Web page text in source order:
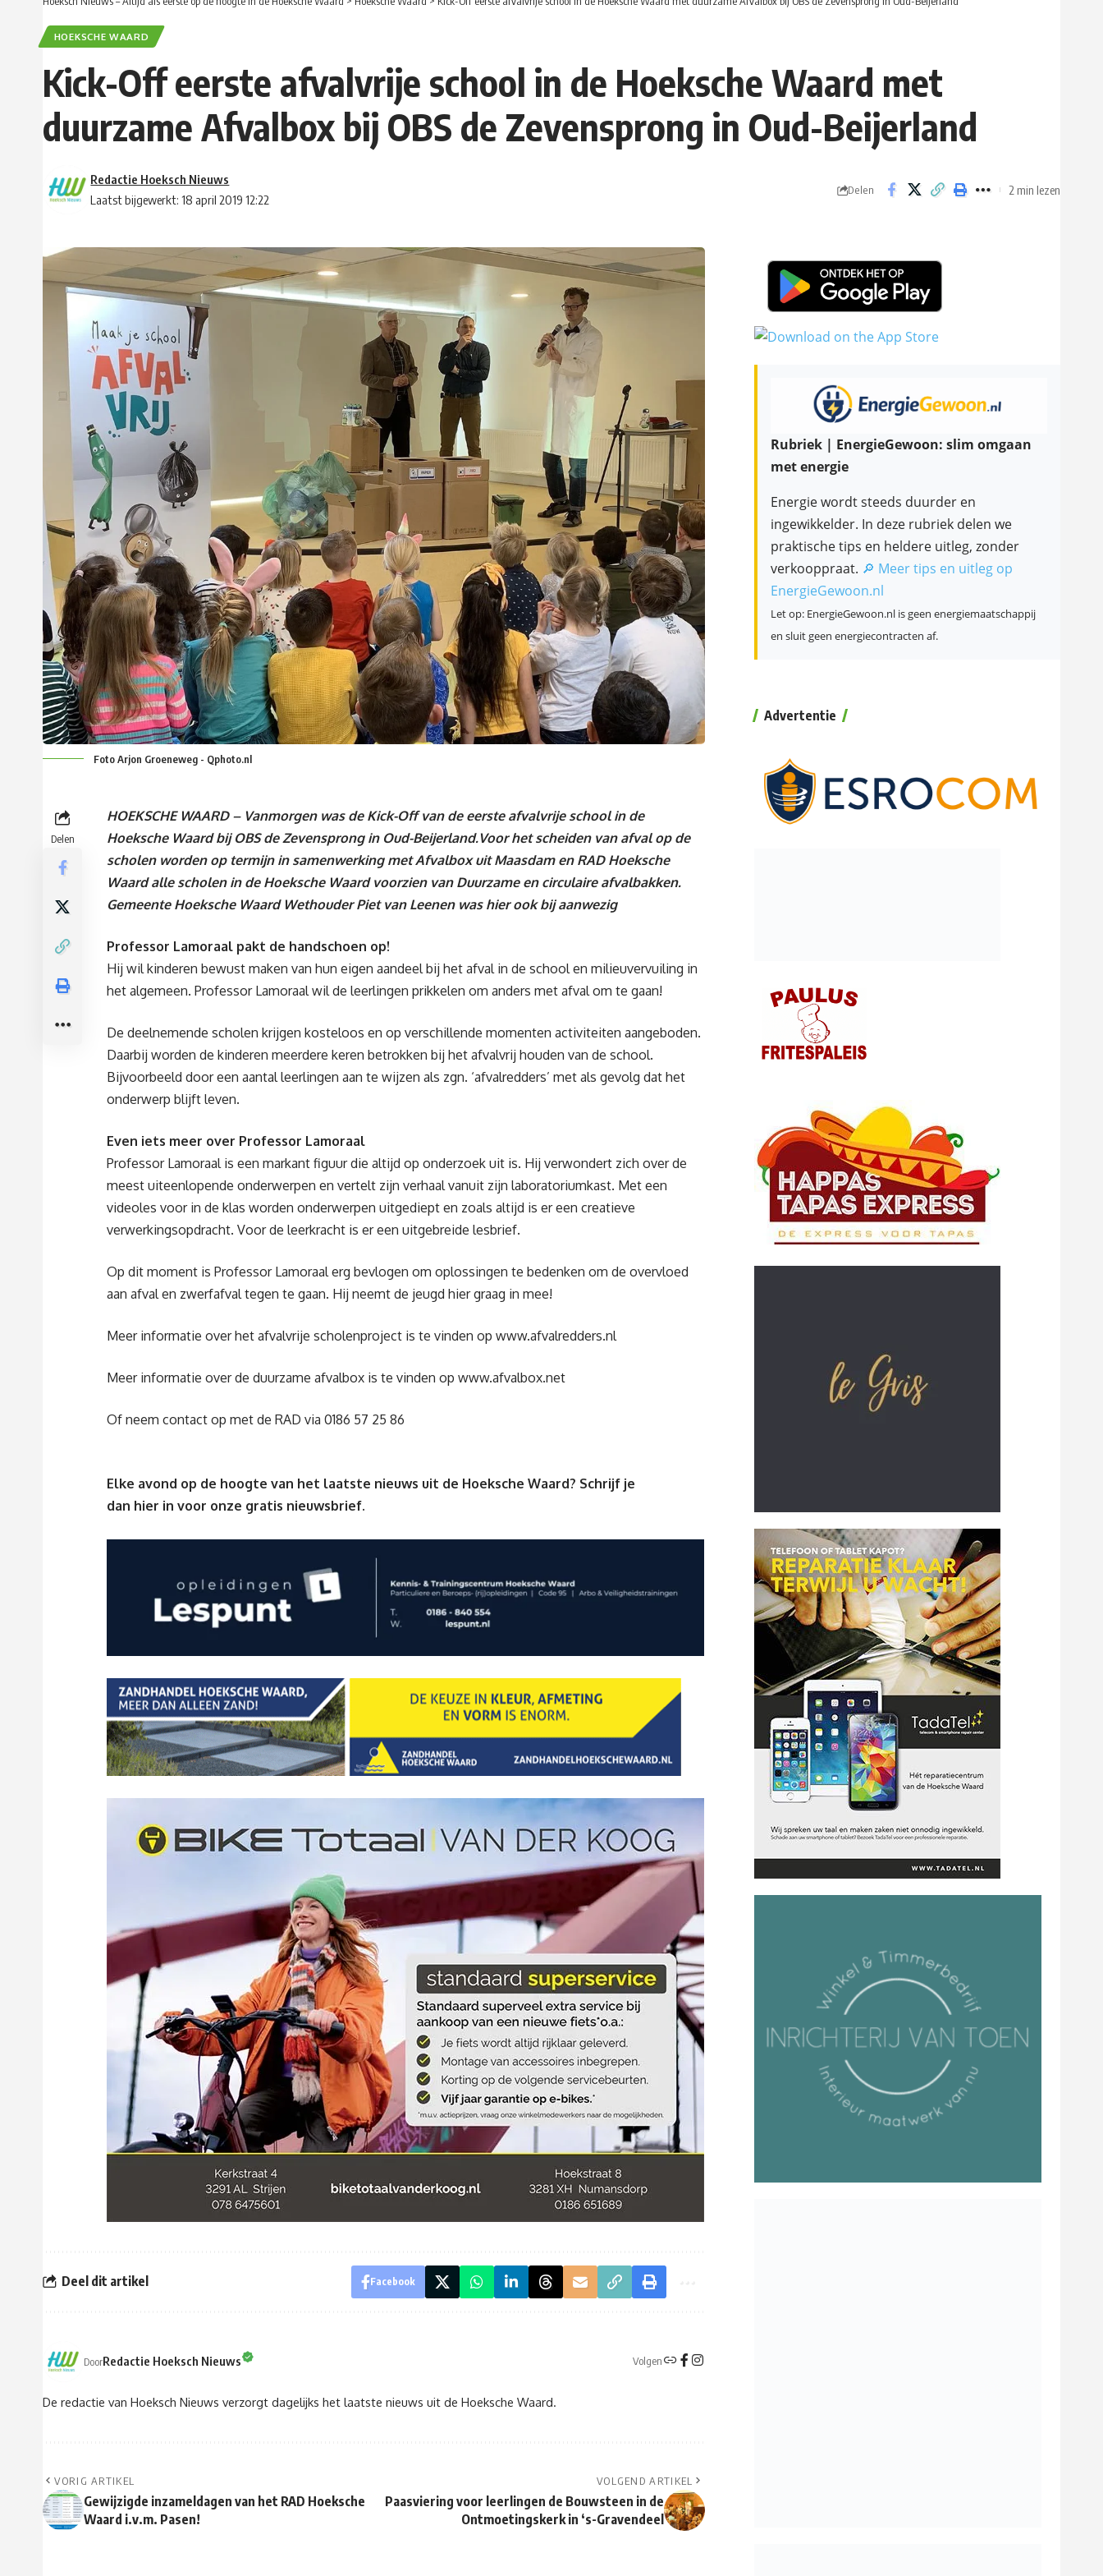
HOEKSCHE WAARD
Kick-Off eerste afvalvrije school in de Hoeksche Waard met
duurzame Afvalbox bij OBS de Zevensprong in Oud-Beijerland
Laatst bijgewerkt: 18 april 2019 12:22
Redactie Hoeksch Nieuws
Delen 2 min lezen
Foto Arjon Groeneweg - Qphoto.nl
Delen
HOEKSCHE WAARD – Vanmorgen was de Kick-Off van de eerste afvalvrije school in de
Hoeksche Waard bij OBS de Zevensprong in Oud-Beijerland.Voor het scheiden van afval op de
scholen worden op termijn in samenwerking metAfvalboxuit Maasdam en RAD Hoeksche
Waardalle scholen in de Hoeksche Waard voorzien van Duurzame en circulaire afvalbakken.
Gemeente Hoeksche Waard Wethouder Piet van Leenen was hier ook bij aanwezig
Professor Lamoraal pakt de handschoen op!
Hij wil kinderen bewust maken van hun eigen aandeel bij het afval in de school en milieuvervuiling in
het algemeen. Professor Lamoraal wil de leerlingen prikkelen om anders met afval om te gaan!
De deelnemende scholen krijgen kosteloos en op verschillende momenten activiteiten aangeboden.
Daarbij worden de kinderen meerdere keren betrokken bij het afvalvrij houden van de school.
Bijvoorbeeld door een aantal leerlingen aan te wijzen als zgn. ‘afvalredders’ met als gevolg dat het
onderwerp blijft leven.
Even iets meer over Professor Lamoraal
Professor Lamoraal is een markant figuur die altijd op onderzoek uit is. Hij verwondert zich over de
meest uiteenlopende onderwerpen en vertelt zijn verhaal vanuit zijn laboratoriumkast. Met een
videoles voor in de klas worden onderwerpen uitgediept en zoals altijd is er een creatieve
verwerkingsopdracht. Voor de leerkracht is er een uitgebreide lesbrief.
Op dit moment is Professor Lamoraal erg bevlogen om oplossingen te bedenken om de overvloed
aan afval en zwerfafval tegen te gaan. Hij neemt de jeugd hier graag in mee!
Meer informatie over het afvalvrije scholenproject is te vinden op www.afvalredders.nl
Meer informatie over de duurzame afvalbox is te vinden op www.afvalbox.net
Of neem contact op met de RAD via 0186 57 25 86
Elke avond op de hoogte van het laatste nieuws uit de Hoeksche Waard? Schrijf je
dan hier in voor onze gratis nieuwsbrief.
Deel dit artikel Facebook
DoorRedactie Hoeksch Nieuws Volgen
De redactie van Hoeksch Nieuws verzorgt dagelijks het laatste nieuws uit de Hoeksche Waard.
VORIG ARTIKEL
Gewijzigde inzameldagen van het RAD Hoeksche
Waard i.v.m. Pasen!
VOLGEND ARTIKEL
Paasviering voor leerlingen de Bouwsteen in de
Ontmoetingskerk in ‘s-Gravendeel
Rubriek | EnergieGewoon: slim omgaan
met energie
Energie wordt steeds duurder en
ingewikkelder. In deze rubriek delen we
praktische tips en heldere uitleg, zonder
verkooppraat. 🔎 Meer tips en uitleg op
EnergieGewoon.nl
Let op: EnergieGewoon.nl is geen energiemaatschappij
en sluit geen energiecontracten af.
Advertentie